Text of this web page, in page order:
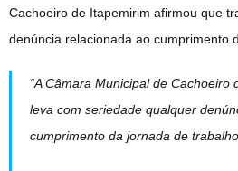
Cachoeiro de Itapemirim afirmou que
denúncia relacionada ao cumprimento
“A Câmara Municipal de
leva com seriedade qualquer
cumprimento da jornada de